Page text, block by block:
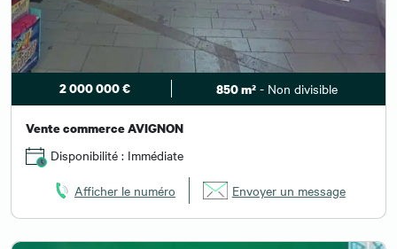
2 000 000 € 850 m² - Non divisible
Vente commerce AVIGNON
Disponibilité : Immédiate
Afficher le numéro Envoyer un message